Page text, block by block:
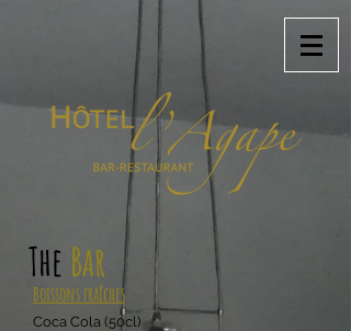
The Bar
Boissons fraîches
Coca Cola (50cl)